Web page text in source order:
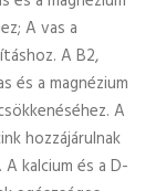
A vas a
A B2,
és a magnézium
A
hozzájárulnak
kalcium és a D-